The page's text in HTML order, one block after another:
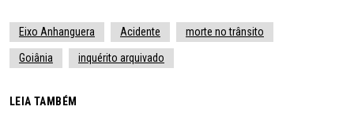
Eixo Anhanguera Acidente morte no trânsito
Goiânia inquérito arquivado
LEIA TAMBÉM